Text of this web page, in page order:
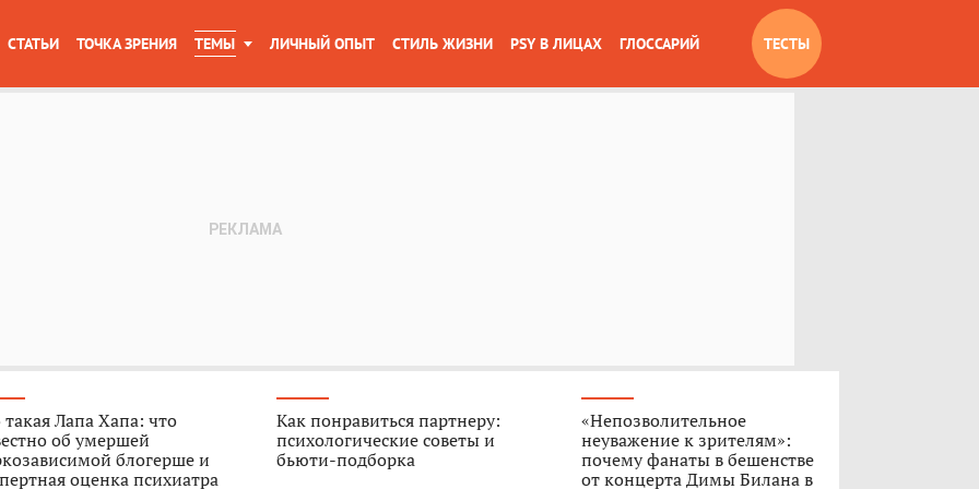
СТАТЬИ ТОЧКА ЗРЕНИЯ ТЕМЫ ЛИЧНЫЙ ОПЫТ СТИЛЬ ЖИЗНИ PSY В ЛИЦАХ ГЛОССАРИЙ ТЕСТЫ
такая Лапа Хапа: что
об умершей
блогерше и
оценка психиатра
Как понравиться партнеру:
психологические советы и
бьюти-подборка
«Непозволительное
неуважение к зрителям»:
почему фанаты в бешенстве
от концерта Димы Билана в